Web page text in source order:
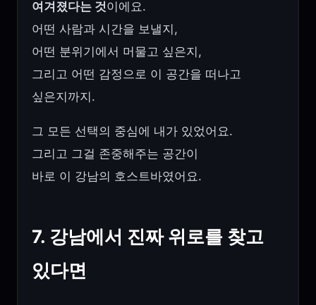
여겨졌다는 것이에요.
어떤 사람과 시간을 보낼지,
어떤 분위기에서 머물고 싶은지,
그리고 어떤 감정으로 이 공간을 떠나고
싶은지까지.
그 모든 선택의 중심에 내가 있었어요.
그리고 그걸 존중해주는 공간이
바로 이 강남의 호스트바였어요.
7. 강남에서 진짜 위로를 찾고
있다면